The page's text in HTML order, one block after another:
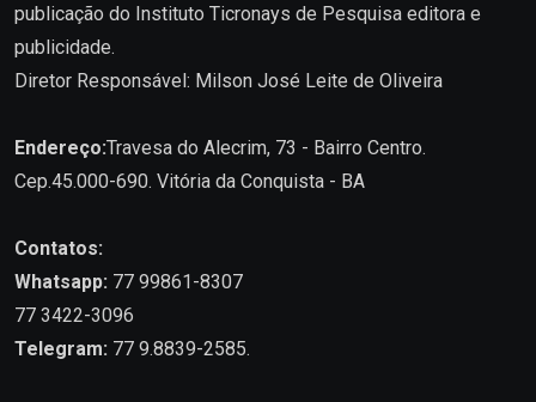
publicação do Instituto Ticronays de Pesquisa editora e
publicidade.
Diretor Responsável: Milson José Leite de Oliveira
Endereço:Travesa do Alecrim, 73 - Bairro Centro.
Cep.45.000-690. Vitória da Conquista - BA
Contatos:
Whatsapp: 77 99861-8307
77 3422-3096
Telegram: 77 9.8839-2585.